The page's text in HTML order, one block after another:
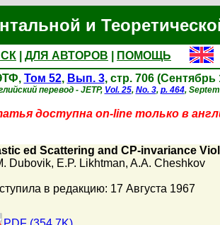
и
ДЛЯ АВТОРОВ
ПОМОЩЬ
Том 52, Вып. 3, стр. 706 (Сентябрь
перевод - JETP, Vol. 25, No. 3, p. 464,
доступна on-line только в
ed Scattering and CP-invariance
Dubovik, E.P. Likhtman, A.A. Cheshkov
в редакцию: 17 Августа 1967